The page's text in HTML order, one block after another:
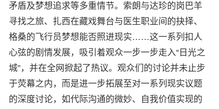
矛盾及梦想追求等多重情节。索朗与达珍的岗巴羊
寻找之旅、扎西在藏戏舞台与医生职业间的抉择、
格桑的飞行员梦想能否照进现实……这一系列扣人
心弦的剧情发展，吸引着观众一步一步走入“日光之
城”，并在全网掀起了热议。观众们的讨论并未止步
于荧幕之内，而是进一步拓展至对一系列现实议题
的深度讨论，如代际沟通的微妙、自我价值实现的